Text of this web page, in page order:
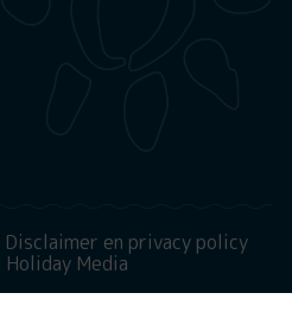
Disclaimer en privacy policy
Media